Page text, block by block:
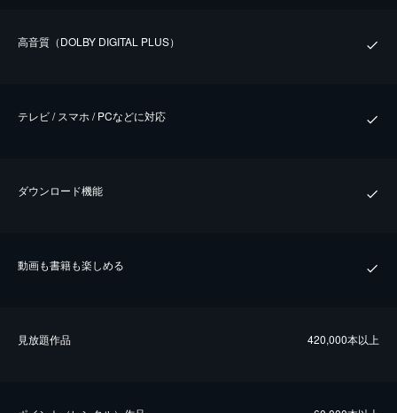
⾼⾳質（DOLBY DIGITAL PLUS）
テレビ / スマホ / PCなどに対応
ダウンロード機能
動画も書籍も楽しめる
⾒放題作品 420,000本以上